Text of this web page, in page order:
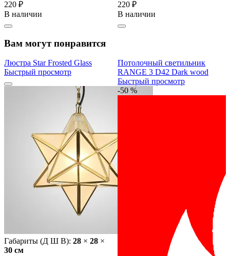
220 ₽
В наличии
220 ₽
В наличии
Вам могут понравится
Люстра Star Frosted Glass
Быстрый просмотр
Габариты (Д Ш В): 28 × 28 ×
30 cм
Потолочный светильник
RANGE 3 D42 Dark wood
Быстрый просмотр
-50 %